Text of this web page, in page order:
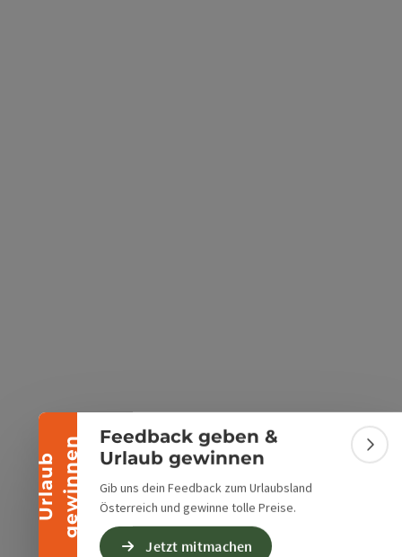
U
r
l
a
u
b
g
e
w
i
n
n
en
Banner einklappen
Feedback geben &
Urlaub gewinnen
Gib uns dein Feedback zum Urlaubsland
Österreich und gewinne tolle Preise.
Jetzt mitmachen
öffnenöffnen